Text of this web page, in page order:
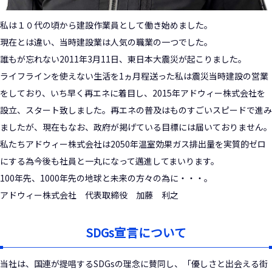
私は１０代の頃から建設作業員として働き始めました。
現在とは違い、当時建設業は人気の職業の一つでした。
誰もが忘れない2011年3月11日、東日本大震災が起こりました。
ライフラインを使えない生活を1ヵ月程送った私は震災当時建設の営業
をしており、いち早く再エネに着目し、2015年アドウィー株式会社を
設立、スタート致しました。再エネの普及はものすごいスピードで進み
ましたが、現在もなお、政府が掲げている目標には届いておりません。
私たちアドウィー株式会社は2050年温室効果ガス排出量を実質的ゼロ
にする為今後も社員と一丸になって邁進してまいります。
100年先、1000年先の地球と未来の方々の為に・・・。
アドウィー株式会社 代表取締役 加藤 利之
SDGs宣言について
当社は、国連が提唱するSDGsの理念に賛同し、「優しさと出会える街